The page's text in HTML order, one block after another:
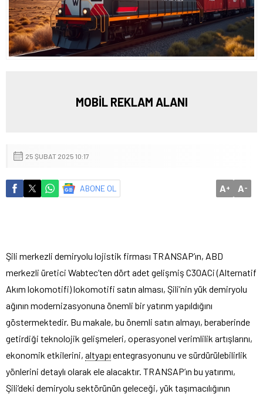
MOBİL REKLAM ALANI
25 ŞUBAT 2025 10:17
ABONE OL A+ A-
Şili merkezli demiryolu lojistik firması TRANSAP’ın, ABD
merkezli üretici Wabtec’ten dört adet gelişmiş C30ACi (Alternatif
Akım lokomotifi) lokomotifi satın alması, Şili’nin yük demiryolu
ağının modernizasyonuna önemli bir yatırım yapıldığını
göstermektedir. Bu makale, bu önemli satın almayı, beraberinde
getirdiği teknolojik gelişmeleri, operasyonel verimlilik artışlarını,
ekonomik etkilerini, altyapı entegrasyonunu ve sürdürülebilirlik
yönlerini detaylı olarak ele alacaktır. TRANSAP’ın bu yatırımı,
Şili’deki demiryolu sektörünün geleceği, yük taşımacılığının